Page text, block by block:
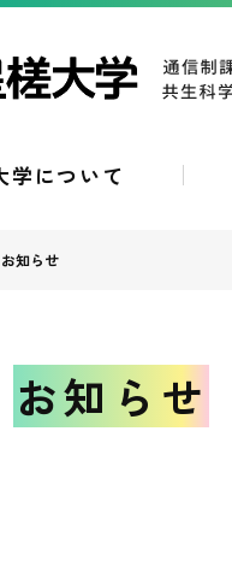
学について
お知らせ
お知らせ